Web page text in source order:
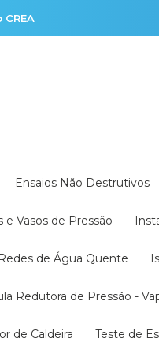
Ensaios Não Destrutivos
e Vasos de Pressão
de Água Quente
Redutora de Pressão -
de Caldeira Teste de